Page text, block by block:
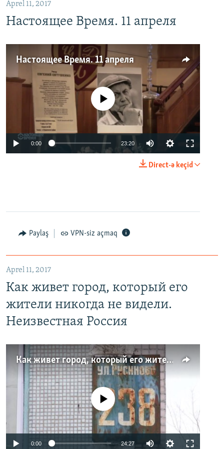
Aprel 11, 2017
Настоящее Время. 11 апреля
Настоящее Время. 11 апреля
No media source currently available
0:00 23:20
Direct-ə keçid
Paylaş VPN-siz açmaq
Aprel 11, 2017
Как живет город, который его
жители никогда не видели.
Неизвестная Россия
Как живет город, который его жители никогда не видели. Неизвестная Россия
No media source currently available
0:00 24:27